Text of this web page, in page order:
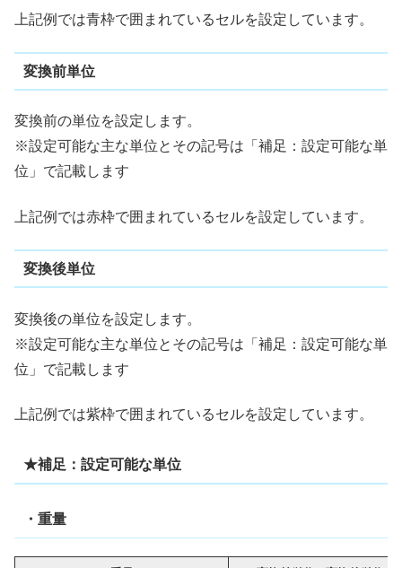
上記例では青枠で囲まれているセルを設定しています。
変換前単位
変換前の単位を設定します。
※設定可能な主な単位とその記号は「補足：設定可能な単
位」で記載します
上記例では赤枠で囲まれているセルを設定しています。
変換後単位
変換後の単位を設定します。
※設定可能な主な単位とその記号は「補足：設定可能な単
位」で記載します
上記例では紫枠で囲まれているセルを設定しています。
★補足：設定可能な単位
・重量